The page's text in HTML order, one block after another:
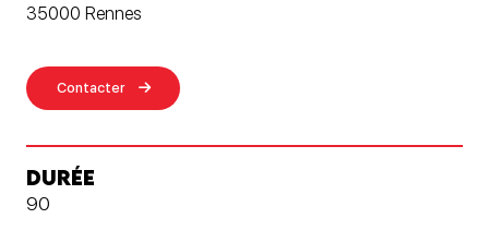
35000 Rennes
Contacter
DURÉE
90